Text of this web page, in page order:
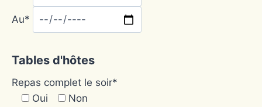
Au*
Tables d'hôtes
Repas complet le soir*
Oui
Non